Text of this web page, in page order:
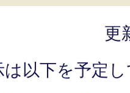
更
以下を予定